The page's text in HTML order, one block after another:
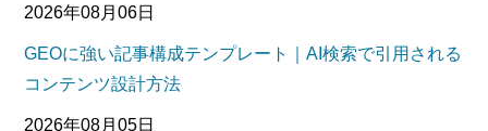
2026年08月06日
GEOに強い記事構成テンプレート｜AI検索で引用される
コンテンツ設計方法
2026年08月05日